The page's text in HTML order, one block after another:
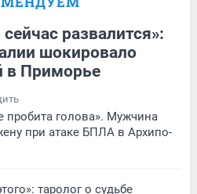
развалится»:
шокировало
в Приморье
пробита голова». Мужчина
при атаке БПЛА в Архипо-
таролог о судьбе